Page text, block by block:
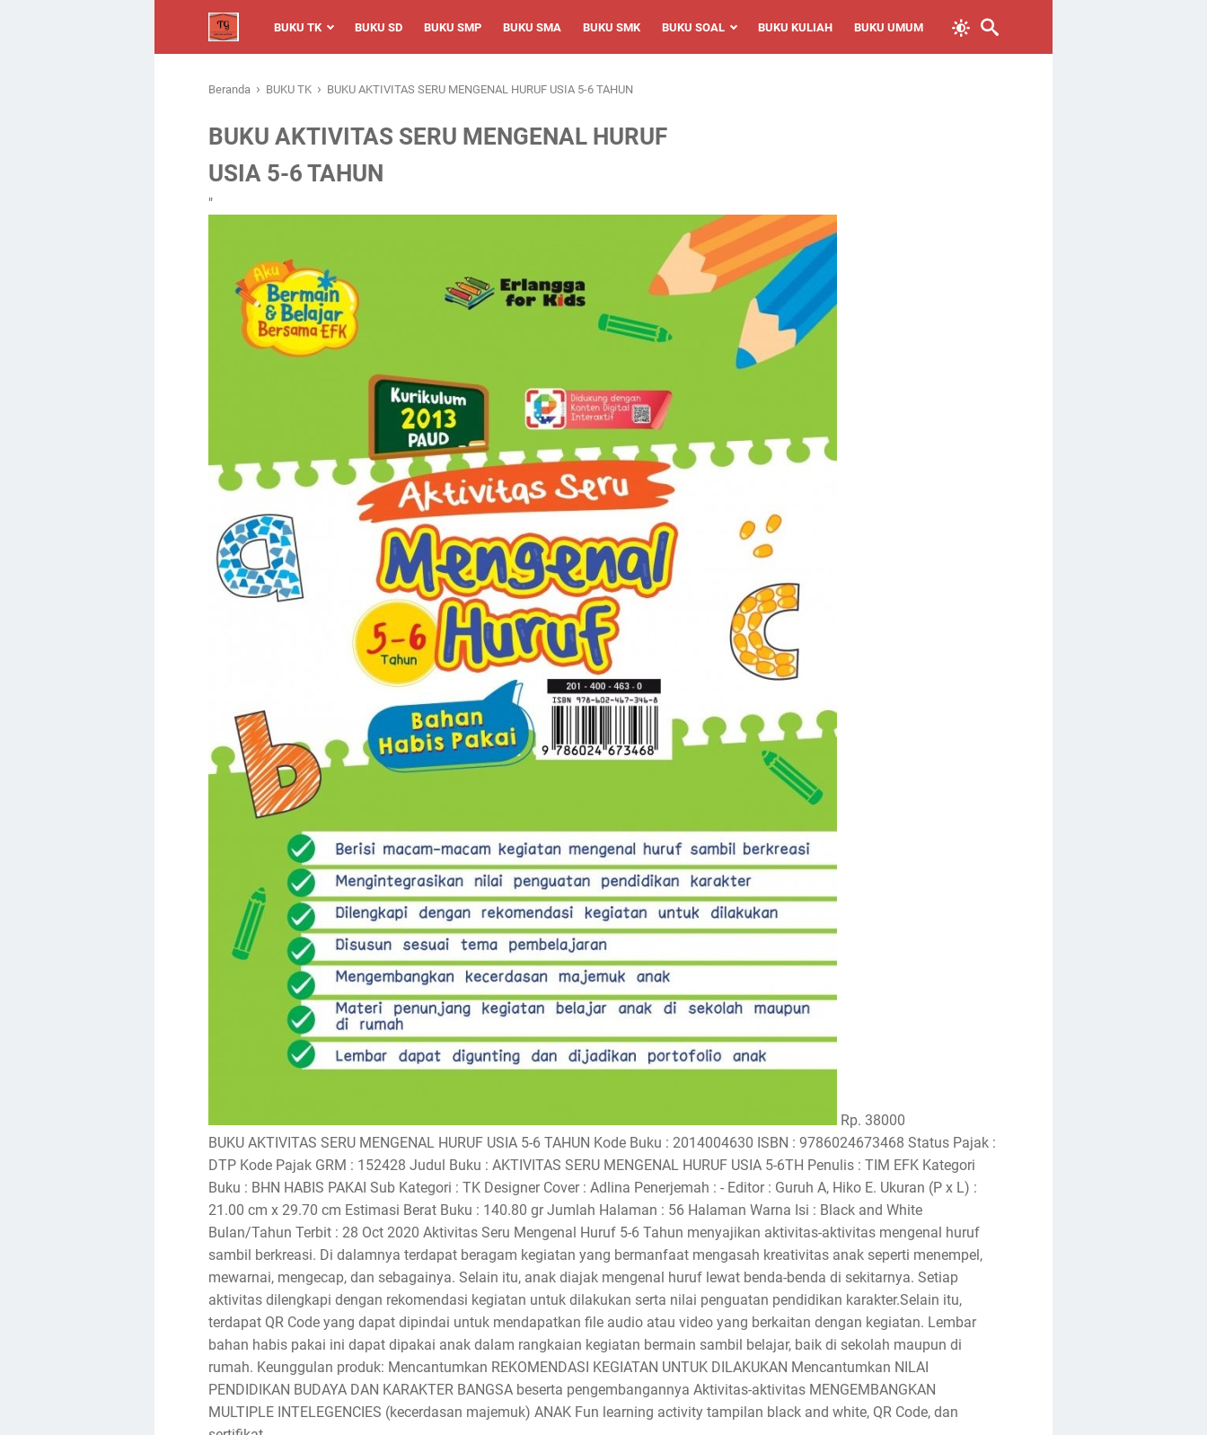
BUKU TK BUKU SD BUKU SMP BUKU SMA BUKU SMK BUKU SOAL BUKU KULIAH BUKU UMUM
Beranda › BUKU TK › BUKU AKTIVITAS SERU MENGENAL HURUF USIA 5-6 TAHUN
BUKU AKTIVITAS SERU MENGENAL HURUF
USIA 5-6 TAHUN
"
Rp. 38000
BUKU AKTIVITAS SERU MENGENAL HURUF USIA 5-6 TAHUN Kode Buku : 2014004630 ISBN : 9786024673468 Status Pajak :
DTP Kode Pajak GRM : 152428 Judul Buku : AKTIVITAS SERU MENGENAL HURUF USIA 5-6TH Penulis : TIM EFK Kategori
Buku : BHN HABIS PAKAI Sub Kategori : TK Designer Cover : Adlina Penerjemah : - Editor : Guruh A, Hiko E. Ukuran (P x L) :
21.00 cm x 29.70 cm Estimasi Berat Buku : 140.80 gr Jumlah Halaman : 56 Halaman Warna Isi : Black and White
Bulan/Tahun Terbit : 28 Oct 2020 Aktivitas Seru Mengenal Huruf 5-6 Tahun menyajikan aktivitas-aktivitas mengenal huruf
sambil berkreasi. Di dalamnya terdapat beragam kegiatan yang bermanfaat mengasah kreativitas anak seperti menempel,
mewarnai, mengecap, dan sebagainya. Selain itu, anak diajak mengenal huruf lewat benda-benda di sekitarnya. Setiap
aktivitas dilengkapi dengan rekomendasi kegiatan untuk dilakukan serta nilai penguatan pendidikan karakter.Selain itu,
terdapat QR Code yang dapat dipindai untuk mendapatkan file audio atau video yang berkaitan dengan kegiatan. Lembar
bahan habis pakai ini dapat dipakai anak dalam rangkaian kegiatan bermain sambil belajar, baik di sekolah maupun di
rumah. Keunggulan produk: Mencantumkan REKOMENDASI KEGIATAN UNTUK DILAKUKAN Mencantumkan NILAI
PENDIDIKAN BUDAYA DAN KARAKTER BANGSA beserta pengembangannya Aktivitas-aktivitas MENGEMBANGKAN
MULTIPLE INTELEGENCIES (kecerdasan majemuk) ANAK Fun learning activity tampilan black and white, QR Code, dan